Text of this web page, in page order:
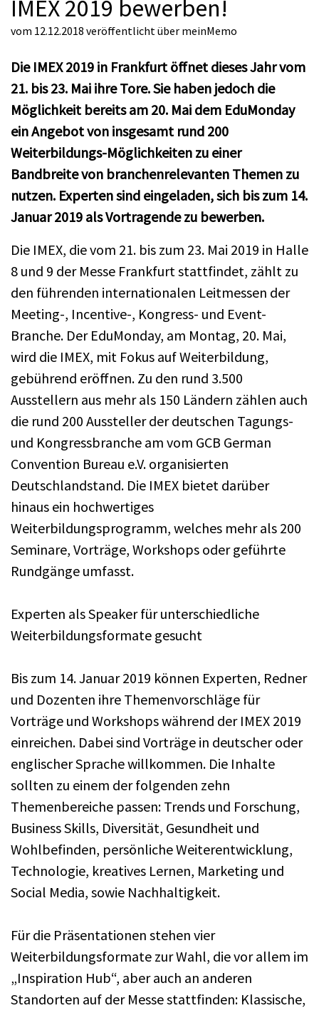
IMEX 2019 bewerben!
vom 12.12.2018 veröffentlicht über meinMemo
Die IMEX 2019 in Frankfurt öffnet dieses Jahr vom
21. bis 23. Mai ihre Tore. Sie haben jedoch die
Möglichkeit bereits am 20. Mai dem EduMonday
ein Angebot von insgesamt rund 200
Weiterbildungs-Möglichkeiten zu einer
Bandbreite von branchenrelevanten Themen zu
nutzen. Experten sind eingeladen, sich bis zum 14.
Januar 2019 als Vortragende zu bewerben.
Die IMEX, die vom 21. bis zum 23. Mai 2019 in Halle
8 und 9 der Messe Frankfurt stattfindet, zählt zu
den führenden internationalen Leitmessen der
Meeting-, Incentive-, Kongress- und Event-
Branche. Der EduMonday, am Montag, 20. Mai,
wird die IMEX, mit Fokus auf Weiterbildung,
gebührend eröffnen. Zu den rund 3.500
Ausstellern aus mehr als 150 Ländern zählen auch
die rund 200 Aussteller der deutschen Tagungs-
und Kongressbranche am vom GCB German
Convention Bureau e.V. organisierten
Deutschlandstand. Die IMEX bietet darüber
hinaus ein hochwertiges
Weiterbildungsprogramm, welches mehr als 200
Seminare, Vorträge, Workshops oder geführte
Rundgänge umfasst.
Experten als Speaker für unterschiedliche
Weiterbildungsformate gesucht
Bis zum 14. Januar 2019 können Experten, Redner
und Dozenten ihre Themenvorschläge für
Vorträge und Workshops während der IMEX 2019
einreichen. Dabei sind Vorträge in deutscher oder
englischer Sprache willkommen. Die Inhalte
sollten zu einem der folgenden zehn
Themenbereiche passen: Trends und Forschung,
Business Skills, Diversität, Gesundheit und
Wohlbefinden, persönliche Weiterentwicklung,
Technologie, kreatives Lernen, Marketing und
Social Media, sowie Nachhaltigkeit.
Für die Präsentationen stehen vier
Weiterbildungsformate zur Wahl, die vor allem im
„Inspiration Hub“, aber auch an anderen
Standorten auf der Messe stattfinden: Klassische,